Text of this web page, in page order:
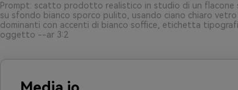
Prompt: scatto prodotto realistico in studio di un flacone
su sfondo bianco sporco pulito, usando ciano chiaro
dominanti con accenti di bianco soffice, etichetta
oggetto --ar 3:2